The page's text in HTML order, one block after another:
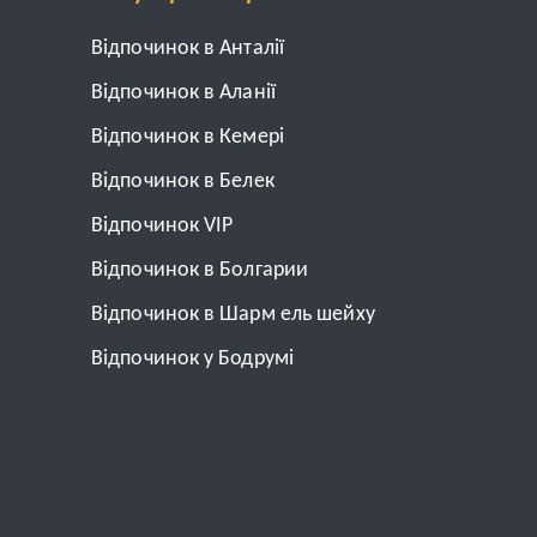
Відпочинок в Анталії
Відпочинок в Аланії
Відпочинок в Кемері
Відпочинок в Белек
Відпочинок VIP
Відпочинок в Болгарии
Відпочинок в Шарм ель шейху
Відпочинок у Бодрумі